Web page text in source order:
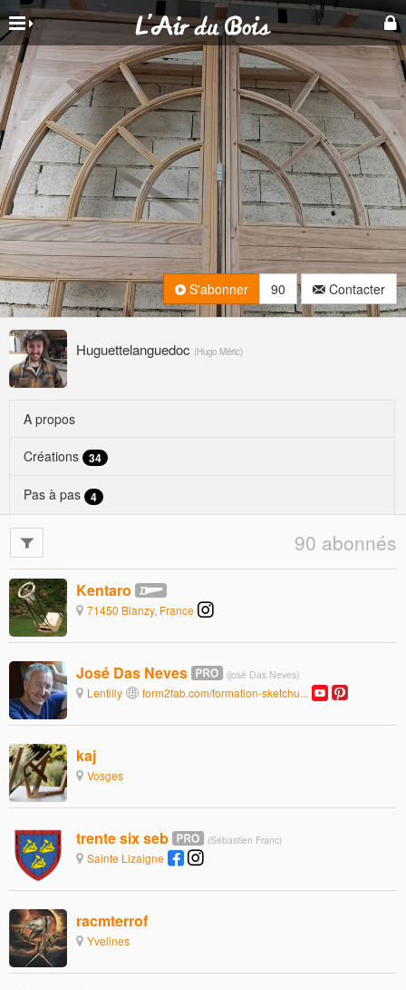
Huguettelanguedoc (Hugo Méric)
S'abonner 90 Contacter
A propos
Créations 34
Pas à pas 4
90 abonnés
Kentaro
71450 Blanzy, France
José Das Neves (josé Das Neves)
Lentilly form2fab.com/formation-sketchu...
kaj
Vosges
trente six seb (Sébastien Franc)
Sainte Lizaigne
racmterrof
Yvelines